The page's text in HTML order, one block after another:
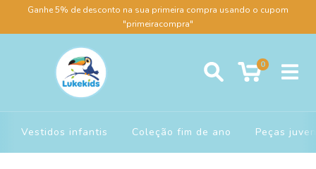
Ganhe 5% de desconto na sua primeira compra usando o cupom
"primeiracompra"
0
Vestidos infantis Coleção fim de ano Peças